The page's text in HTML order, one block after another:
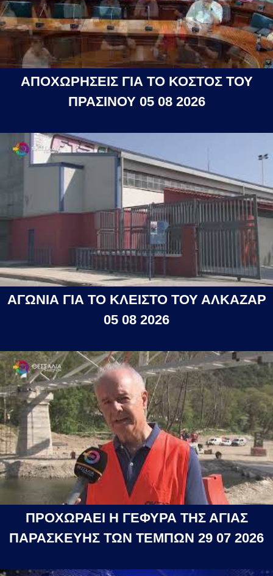
ΑΠΟΧΩΡΗΣΕΙΣ ΓΙΑ ΤΟ ΚΟΣΤΟΣ ΤΟΥ
ΠΡΑΣΙΝΟΥ 05 08 2026
ΑΓΩΝΙΑ ΓΙΑ ΤΟ ΚΛΕΙΣΤΟ ΤΟΥ ΑΛΚΑΖΑΡ
05 08 2026
ΠΡΟΧΩΡΑΕΙ Η ΓΕΦΥΡΑ ΤΗΣ ΑΓΙΑΣ
ΠΑΡΑΣΚΕΥΗΣ ΤΩΝ ΤΕΜΠΩΝ 29 07 2026